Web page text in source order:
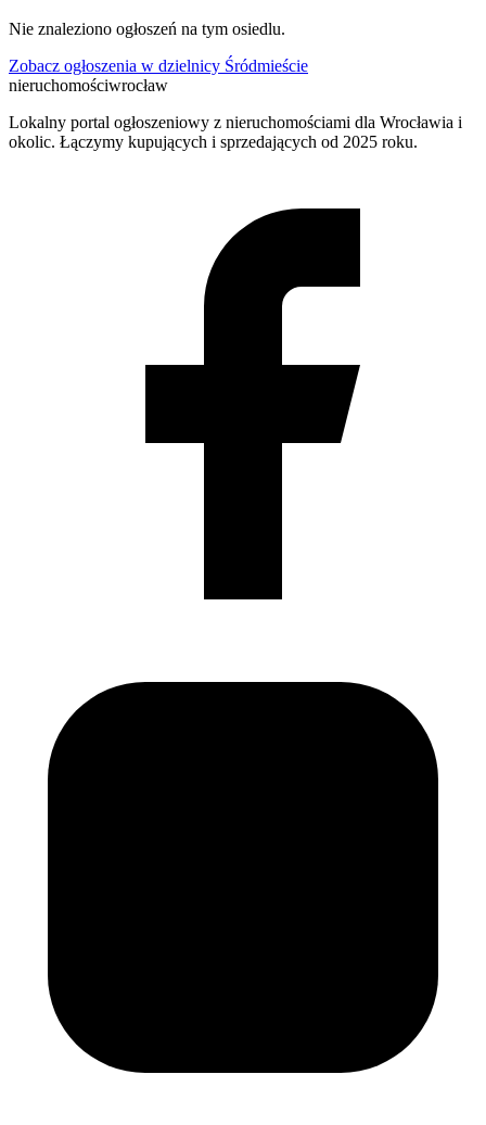
Nie znaleziono ogłoszeń na tym osiedlu.
Zobacz ogłoszenia w dzielnicy Śródmieście
nieruchomościwrocław
Lokalny portal ogłoszeniowy z nieruchomościami dla Wrocławia i
okolic. Łączymy kupujących i sprzedających od 2025 roku.